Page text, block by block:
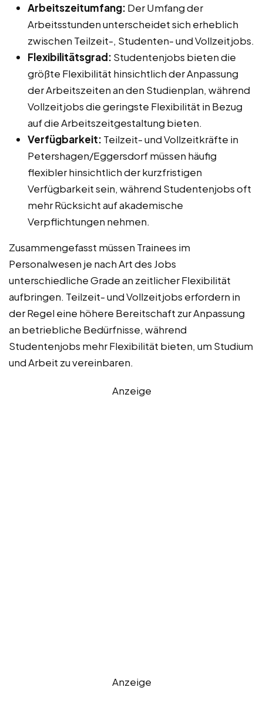
Arbeitszeitumfang: Der Umfang der
Arbeitsstunden unterscheidet sich erheblich
zwischen Teilzeit-, Studenten- und Vollzeitjobs.
Flexibilitätsgrad: Studentenjobs bieten die
größte Flexibilität hinsichtlich der Anpassung
der Arbeitszeiten an den Studienplan, während
Vollzeitjobs die geringste Flexibilität in Bezug
auf die Arbeitszeitgestaltung bieten.
Verfügbarkeit: Teilzeit- und Vollzeitkräfte in
Petershagen/Eggersdorf müssen häufig
flexibler hinsichtlich der kurzfristigen
Verfügbarkeit sein, während Studentenjobs oft
mehr Rücksicht auf akademische
Verpflichtungen nehmen.
Zusammengefasst müssen Trainees im
Personalwesen je nach Art des Jobs
unterschiedliche Grade an zeitlicher Flexibilität
aufbringen. Teilzeit- und Vollzeitjobs erfordern in
der Regel eine höhere Bereitschaft zur Anpassung
an betriebliche Bedürfnisse, während
Studentenjobs mehr Flexibilität bieten, um Studium
und Arbeit zu vereinbaren.
Anzeige
Anzeige